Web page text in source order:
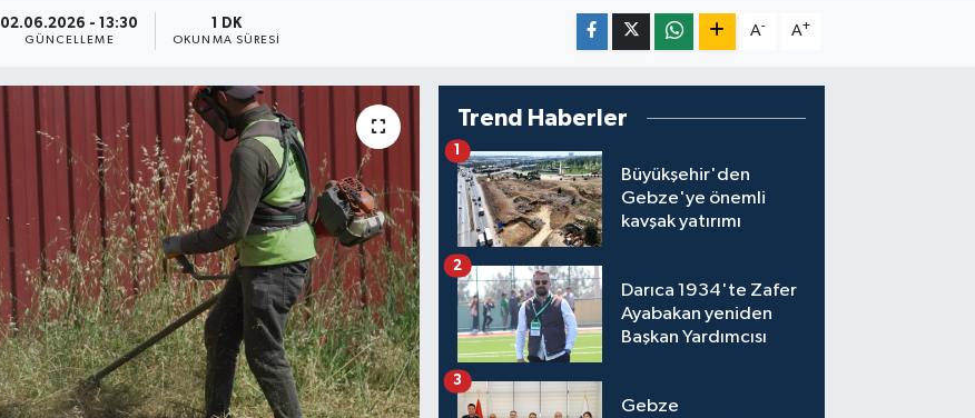
02.06.2026 - 13:30
GÜNCELLEME
1 DK
OKUNMA SÜRESI
A- A+
Trend Haberler
Büyükşehir'den
Gebze'ye önemli
kavşak yatırımı
1
Darıca 1934'te Zafer
Ayabakan yeniden
Başkan Yardımcısı
2
Gebze
3